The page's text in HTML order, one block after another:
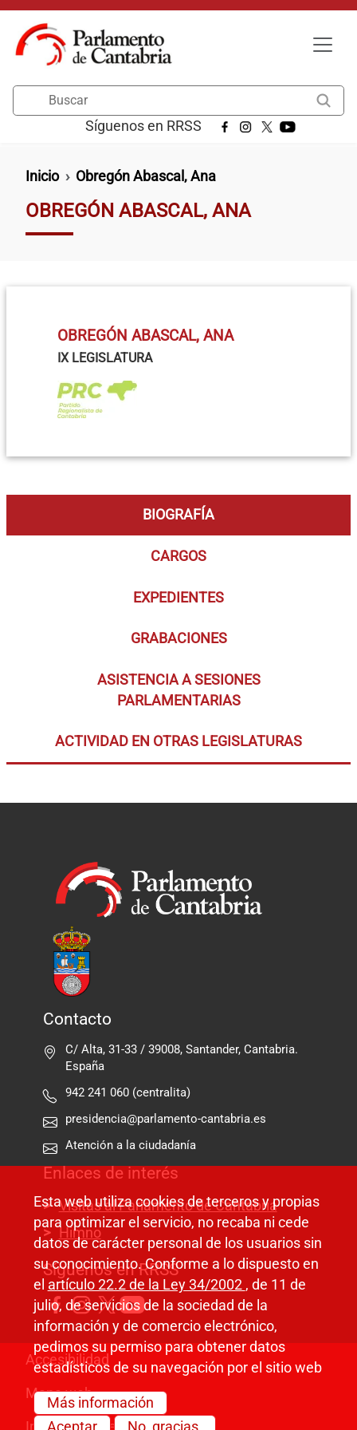
Pasar al contenido principal
Síguenos en RRSS
Ruta de navegación
Inicio Obregón Abascal, Ana
OBREGÓN ABASCAL, ANA
OBREGÓN ABASCAL, ANA
IX LEGISLATURA
BIOGRAFÍA
CARGOS
EXPEDIENTES
GRABACIONES
ASISTENCIA A SESIONES
PARLAMENTARIAS
ACTIVIDAD EN OTRAS LEGISLATURAS
Contacto
C/ Alta, 31-33 / 39008, Santander, Cantabria.
España
942 241 060 (centralita)
presidencia@parlamento-cantabria.es
Atención a la ciudadanía
Enlaces de interés
Visitas al Parlamento de Cantabria
Himno
Síguenos en RRSS
Pie de página
Accesibilidad
Mapa web
Información legal
Esta web utiliza cookies de terceros y propias
para optimizar el servicio, no recaba ni cede
datos de carácter personal de los usuarios sin
su conocimiento. Conforme a lo dispuesto en
el artículo 22.2 de la Ley 34/2002 , de 11 de
julio, de servicios de la sociedad de la
información y de comercio electrónico,
pedimos su permiso para obtener datos
estadísticos de su navegación por el sitio web
Más información
Aceptar
No, gracias.